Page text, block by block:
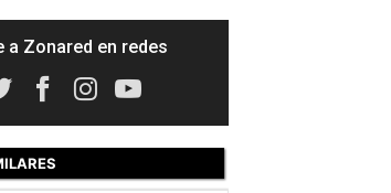
a Zonared en redes